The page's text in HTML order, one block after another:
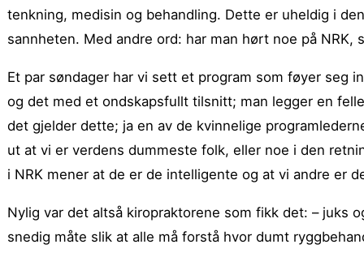
tenkning, medisin og behandling. Dette er uheldig i
sannheten. Med andre ord: har man hørt noe på NRK,
Et par søndager har vi sett et program som føyer seg
og det med et ondskapsfullt tilsnitt; man legger en
det gjelder dette; ja en av de kvinnelige
ut at vi er verdens dummeste folk, eller noe i den
i NRK mener at de er de intelligente og at vi andre er
Nylig var det altså kiropraktorene som fikk det: – juks
snedig måte slik at alle må forstå hvor dumt